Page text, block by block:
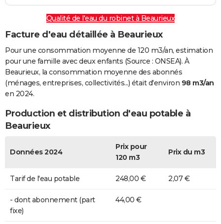
Qualité de l'eau du robinet à Beaurieux
Facture d'eau détaillée à Beaurieux
Pour une consommation moyenne de 120 m3/an, estimation
pour une famille avec deux enfants (Source : ONSEA). À
Beaurieux, la consommation moyenne des abonnés
(ménages, entreprises, collectivités...) était d'environ 98 m3/an
en 2024.
Production et distribution d'eau potable à
Beaurieux
Données 2024
Prix pour
120 m3
Prix du m3
Tarif de l'eau potable 248,00 € 2,07 €
- dont abonnement (part
fixe)
44,00 €